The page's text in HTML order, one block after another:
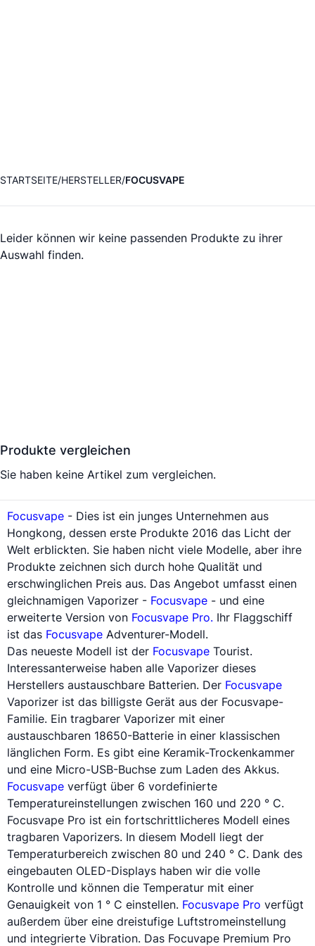
STARTSEITE HERSTELLER FOCUSVAPE
Leider können wir keine passenden Produkte zu ihrer
Auswahl finden.
Produkte vergleichen
Sie haben keine Artikel zum vergleichen.
Focusvape - Dies ist ein junges Unternehmen aus
Hongkong, dessen erste Produkte 2016 das Licht der
Welt erblickten. Sie haben nicht viele Modelle, aber ihre
Produkte zeichnen sich durch hohe Qualität und
erschwinglichen Preis aus. Das Angebot umfasst einen
gleichnamigen Vaporizer - Focusvape - und eine
erweiterte Version von Focusvape Pro. Ihr Flaggschiff
ist das Focusvape Adventurer-Modell.
Das neueste Modell ist der Focusvape Tourist.
Interessanterweise haben alle Vaporizer dieses
Herstellers austauschbare Batterien. Der Focusvape
Vaporizer ist das billigste Gerät aus der Focusvape-
Familie. Ein tragbarer Vaporizer mit einer
austauschbaren 18650-Batterie in einer klassischen
länglichen Form. Es gibt eine Keramik-Trockenkammer
und eine Micro-USB-Buchse zum Laden des Akkus.
Focusvape verfügt über 6 vordefinierte
Temperatureinstellungen zwischen 160 und 220 ° C.
Focusvape Pro ist ein fortschrittlicheres Modell eines
tragbaren Vaporizers. In diesem Modell liegt der
Temperaturbereich zwischen 80 und 240 ° C. Dank des
eingebauten OLED-Displays haben wir die volle
Kontrolle und können die Temperatur mit einer
Genauigkeit von 1 ° C einstellen. Focusvape Pro verfügt
außerdem über eine dreistufige Luftstromeinstellung
und integrierte Vibration. Das Focuvape Premium Pro